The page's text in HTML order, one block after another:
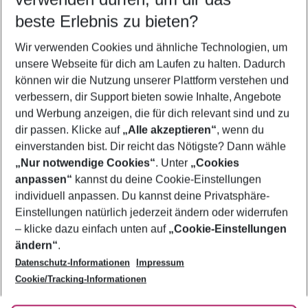
5-8 Nächte
2 Erwachsene Keine Kinder
Mehr Filter anzeigen
Footer
Footer navigation
Über uns
AGB
Bestpreisgarantie
Cookie-Einstellungen ändern
Cookie-Richtlinie
Agenturbetreuung
Barrierefreies Reisen
Folge uns
beste Erlebnis zu bieten?
Wir verwenden Cookies und ähnliche Technologien, um
unsere Webseite für dich am Laufen zu halten. Dadurch
können wir die Nutzung unserer Plattform verstehen und
verbessern, dir Support bieten sowie Inhalte, Angebote
und Werbung anzeigen, die für dich relevant sind und zu
dir passen. Klicke auf „Alle akzeptieren“, wenn du
einverstanden bist. Dir reicht das Nötigste? Dann wähle
„Nur notwendige Cookies“. Unter „Cookies
anpassen“ kannst du deine Cookie-Einstellungen
individuell anpassen. Du kannst deine Privatsphäre-
Einstellungen natürlich jederzeit ändern oder widerrufen
– klicke dazu einfach unten auf „Cookie-Einstellungen
ändern“.
Datenschutz-Informationen
Impressum
Cookie/Tracking-Informationen